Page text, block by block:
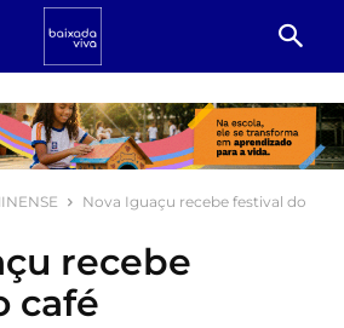
Nova Iguaçu recebe festival do
recebe
café